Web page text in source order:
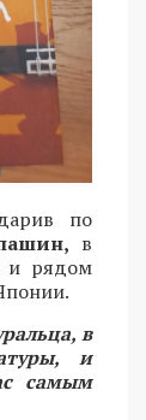
по
в
и рядом
в
и
самым